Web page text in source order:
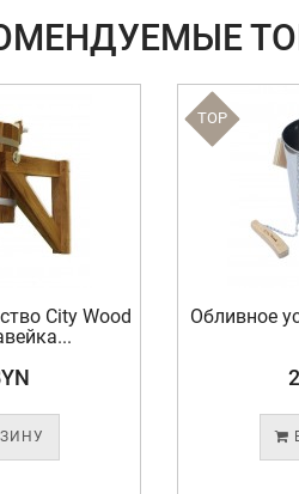
City Wood
TOP
Обливное